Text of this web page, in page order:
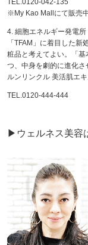
※My Kao Mallにて販売
4. 細胞エネルギー発電
「TFAM」に着目した
粧品と考えてよい。「
つ、中身を劇的に進化
ルンリンクル 美活肌エ
TEL.0120-444-444
▶ウェルネス美容